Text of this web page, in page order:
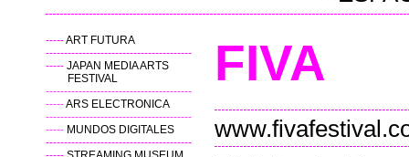
-----ART FUTURA
----------------------------------------
----- JAPAN MEDIA ARTS
FESTIVAL
----------------------------------------
-----ARS ELECTRONICA
----------------------------------------
----- MUNDOS DIGITALES
----------------------------------------
FIVA